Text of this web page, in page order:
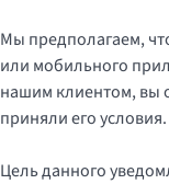
Мы предполагаем,
или мобильного
нашим клиентом, вы
приняли его условия.
Цель данного